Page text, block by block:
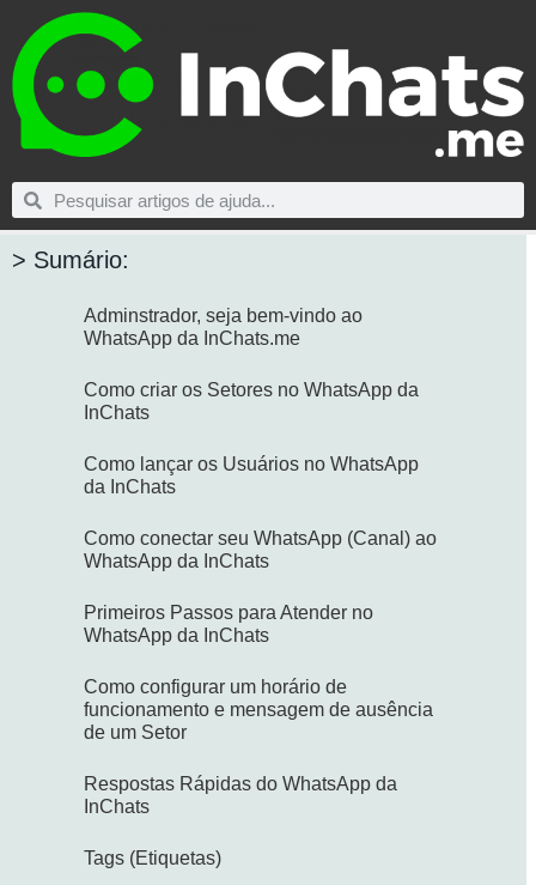
> Sumário:
Adminstrador, seja bem-vindo ao
WhatsApp da InChats.me
Como criar os Setores no WhatsApp da
InChats
Como lançar os Usuários no WhatsApp
da InChats
Como conectar seu WhatsApp (Canal) ao
WhatsApp da InChats
Primeiros Passos para Atender no
WhatsApp da InChats
Como configurar um horário de
funcionamento e mensagem de ausência
de um Setor
Respostas Rápidas do WhatsApp da
InChats
Tags (Etiquetas)